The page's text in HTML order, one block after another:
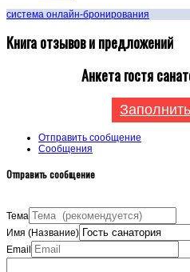
система онлайн-бронирования
Книга отзывов и предложений
Анкета гостя
Отправить сообщение
Сообщения
Отправить сообщение
Тема
Имя (Название)
Email